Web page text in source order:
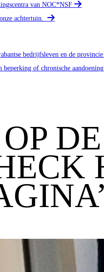
van NOC*NSF
achtertuin.
bedrijfsleven en de
of chronische